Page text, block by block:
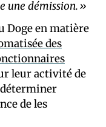
une démission.»
Doge en matière
des
leur activité de
déterminer
de les